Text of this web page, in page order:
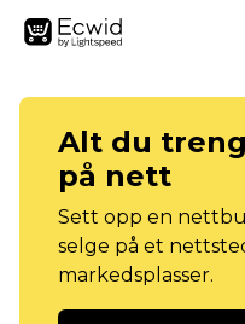
Alt du
på nett
Sett opp en
selge på et
markedsplasser.